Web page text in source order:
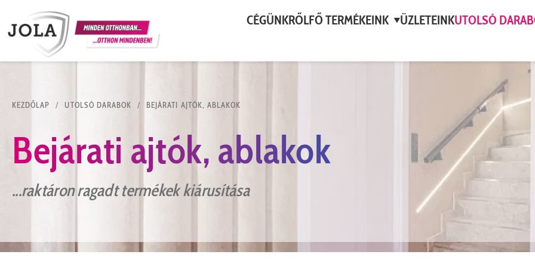
CÉGÜNKRŐLFŐ TERMÉKEINK ▼ÜZLETEINKUTOLSÓ
KEZDŐLAP / UTOLSÓ DARABOK / BEJÁRATI AJTÓK, ABLAKOK
Bejárati ajtók, ablakok
...raktáron ragadt termékek kiárusítása